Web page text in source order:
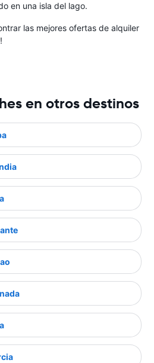
en una isla del lago.
las mejores ofertas de alquiler
en otros destinos